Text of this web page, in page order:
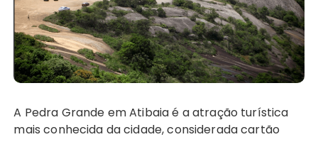
A Pedra Grande em Atibaia é a atração turística
mais conhecida da cidade, considerada cartão